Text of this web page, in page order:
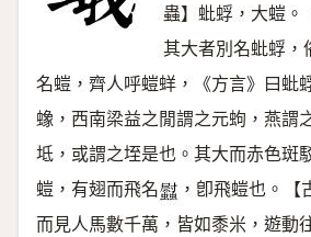
蟲】蚍蜉，大螘。
其大者別名蚍蜉，
名螘，齊人呼螘蛘，《方言》曰蚍
蟓，西南梁益之閒謂之元蚼，燕謂
坻，或謂之垤是也。其大而赤色斑
螘，有翅而飛名𧕈 ，卽飛螘也。【
而見人馬數千萬，皆如黍米，遊動